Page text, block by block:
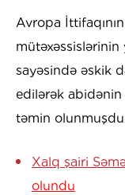
Avropa
sayəsində əskik
edilərək
təmin
Xalq şairi
olundu